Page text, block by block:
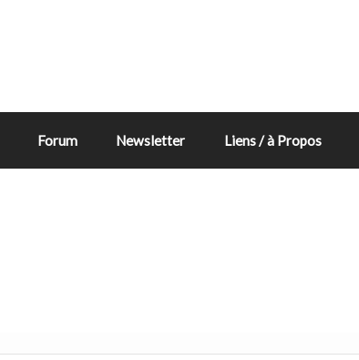
Forum Newsletter Liens / à Propos